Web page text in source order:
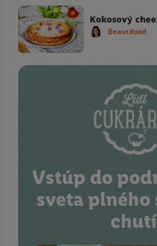
Kokosový
Beautifood
Vstúp do
sveta plného